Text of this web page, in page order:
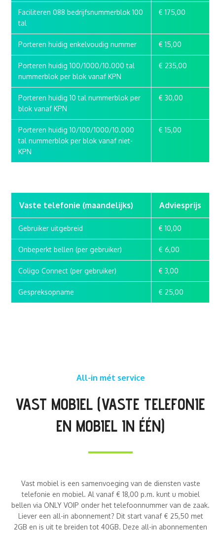
Faciliteren 088 bedrijfsnummerblok 100
tal
€ 175,00
Porteren huidig enkelvoudig nummer € 15,00
Porteren huidig 100/1000/10.000 tal
nummerblok per blok vanaf KPN
€ 235,00
Porteren huidig 10 tal nummerblok per
blok vanaf KPN
€ 30,00
Porteren huidig 10/100/1000/10.000
tal nummerblok per blok vanaf niet-
KPN
€ 15,00
Vaste telefonie (maandelijks) Adviesprijs
Gebruiker uitgebreid € 10,00
Onbeperkt bellen (per gebruiker) € 6,00
Coligo Connect (per gebruiker) € 3,00
Gespreksopname € 25,00
All-in mét service
VAST MOBIEL (VASTE TELEFONIE
EN MOBIEL IN ÉÉN)
Vast mobiel is een samenvoeging van de diensten vaste
telefonie en mobiel. Al vanaf € 18,00 p.m. kunt u mobiel
bellen via ONLY VOIP onder het telefoonnummer van de zaak.
Liever een all-in abonnement? Dit start vanaf € 25,50 met
2GB en is uit te breiden tot 40GB. Deze all-in abonnementen